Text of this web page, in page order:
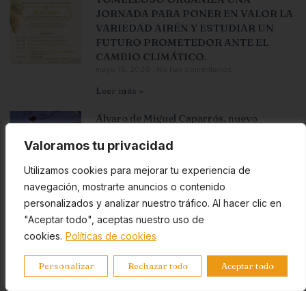
Valoramos tu privacidad
Utilizamos cookies para mejorar tu experiencia de
navegación, mostrarte anuncios o contenido
personalizados y analizar nuestro tráfico. Al hacer clic en
"Aceptar todo", aceptas nuestro uso de
cookies. Políticas de cookies
Personalizar Rechazar todo Aceptar todo
JORNADA PARA PONER EN VALOR LA
VARIEDAD AIRÉN Y ESTUDIAR UN
FUTURO PROMETEDOR ANTE EL
CAMBIO CLIMÁTICO.
Leer más »
Álvaro de Miguel Caparrós, nuevo
Gastronómica de Castilla-La Mancha
Guía Wine Up 2026: 1.127 vinos catados a
ciegas, TOP 100 y descarga gratuita
abril 29, 2026 No hay comentarios
Leer más »